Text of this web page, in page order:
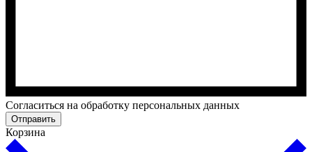
Cогласиться на обработку персональных данных
Отправить
Корзина